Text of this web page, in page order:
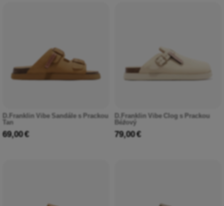
D.Franklin Vibe Sandále s Prackou
Tan
69,00 €
D.Franklin Vibe Clog s Prackou
Béžový
79,00 €